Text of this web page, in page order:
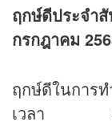
ฤกษ์ดีประจำ
กรกฎาคม
ฤกษ์ดีในการ
เวลา